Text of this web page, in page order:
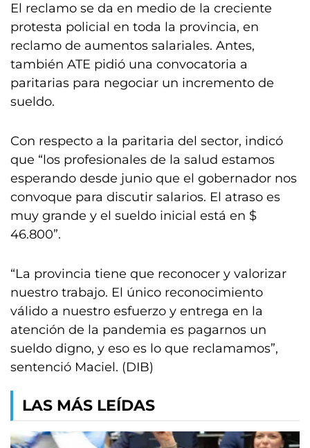
El reclamo se da en medio de la creciente
protesta policial en toda la provincia, en
reclamo de aumentos salariales. Antes,
también ATE pidió una convocatoria a
paritarias para negociar un incremento de
sueldo.
Con respecto a la paritaria del sector, indicó
que “los profesionales de la salud estamos
esperando desde junio que el gobernador nos
convoque para discutir salarios. El atraso es
muy grande y el sueldo inicial está en $
46.800”.
“La provincia tiene que reconocer y valorizar
nuestro trabajo. El único reconocimiento
válido a nuestro esfuerzo y entrega en la
atención de la pandemia es pagarnos un
sueldo digno, y eso es lo que reclamamos”,
sentenció Maciel. (DIB)
LAS MÁS LEÍDAS